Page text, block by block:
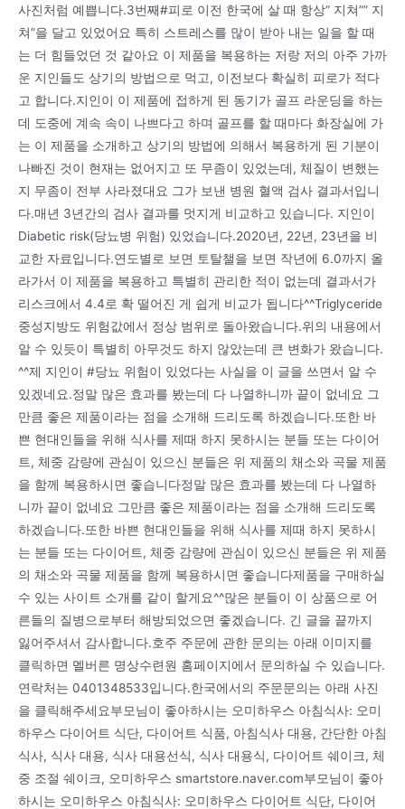
사진처럼 예쁩니다.3번째#피로 이전 한국에 살 때 항상” 지쳐”” 지
쳐”을 달고 있었어요 특히 스트레스를 많이 받아 내는 일을 할 때
는 더 힘들었던 것 같아요 이 제품을 복용하는 저랑 저의 아주 가까
운 지인들도 상기의 방법으로 먹고, 이전보다 확실히 피로가 적다
고 합니다.지인이 이 제품에 접하게 된 동기가 골프 라운딩을 하는
데 도중에 계속 속이 나쁘다고 하며 골프를 할 때마다 화장실에 가
는 이 제품을 소개하고 상기의 방법에 의해서 복용하게 된 기분이
나빠진 것이 현재는 없어지고 또 무좀이 있었는데, 체질이 변했는
지 무좀이 전부 사라졌대요 그가 보낸 병원 혈액 검사 결과서입니
다.매년 3년간의 검사 결과를 멋지게 비교하고 있습니다. 지인이
Diabetic risk(당뇨병 위험) 있었습니다.2020년, 22년, 23년을 비
교한 자료입니다.연도별로 보면 토탈챌을 보면 작년에 6.0까지 올
라가서 이 제품을 복용하고 특별히 관리한 적이 없는데 결과서가
리스크에서 4.4로 확 떨어진 게 쉽게 비교가 됩니다^^Triglyceride
중성지방도 위험값에서 정상 범위로 돌아왔습니다.위의 내용에서
알 수 있듯이 특별히 아무것도 하지 않았는데 큰 변화가 왔습니다.
^^제 지인이 #당뇨 위험이 있었다는 사실을 이 글을 쓰면서 알 수
있겠네요.정말 많은 효과를 봤는데 다 나열하니까 끝이 없네요 그
만큼 좋은 제품이라는 점을 소개해 드리도록 하겠습니다.또한 바
쁜 현대인들을 위해 식사를 제때 하지 못하시는 분들 또는 다이어
트, 체중 감량에 관심이 있으신 분들은 위 제품의 채소와 곡물 제품
을 함께 복용하시면 좋습니다정말 많은 효과를 봤는데 다 나열하
니까 끝이 없네요 그만큼 좋은 제품이라는 점을 소개해 드리도록
하겠습니다.또한 바쁜 현대인들을 위해 식사를 제때 하지 못하시
는 분들 또는 다이어트, 체중 감량에 관심이 있으신 분들은 위 제품
의 채소와 곡물 제품을 함께 복용하시면 좋습니다제품을 구매하실
수 있는 사이트 소개를 같이 할게요^^많은 분들이 이 상품으로 어
른들의 질병으로부터 해방되었으면 좋겠습니다. 긴 글을 끝까지
잃어주셔서 감사합니다.호주 주문에 관한 문의는 아래 이미지를
클릭하면 멜버른 명상수련원 홈페이지에서 문의하실 수 있습니다.
연락처는 0401348533입니다.한국에서의 주문문의는 아래 사진
을 클릭해주세요부모님이 좋아하시는 오미하우스 아침식사: 오미
하우스 다이어트 식단, 다이어트 식품, 아침식사 대용, 간단한 아침
식사, 식사 대용, 식사 대용선식, 식사 대용식, 다이어트 쉐이크, 체
중 조절 쉐이크, 오미하우스 smartstore.naver.com부모님이 좋아
하시는 오미하우스 아침식사: 오미하우스 다이어트 식단, 다이어